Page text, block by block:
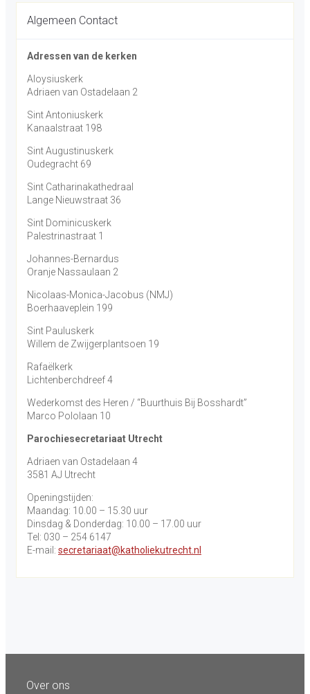
Algemeen Contact
Adressen van de kerken
Aloysiuskerk
Adriaen van Ostadelaan 2
Sint Antoniuskerk
Kanaalstraat 198
Sint Augustinuskerk
Oudegracht 69
Sint Catharinakathedraal
Lange Nieuwstraat 36
Sint Dominicuskerk
Palestrinastraat 1
Johannes-Bernardus
Oranje Nassaulaan 2
Nicolaas-Monica-Jacobus (NMJ)
Boerhaaveplein 199
Sint Pauluskerk
Willem de Zwijgerplantsoen 19
Rafaëlkerk
Lichtenberchdreef 4
Wederkomst des Heren / “Buurthuis Bij Bosshardt”
Marco Pololaan 10
Parochiesecretariaat Utrecht
Adriaen van Ostadelaan 4
3581 AJ Utrecht
Openingstijden:
Maandag: 10.00 – 15.30 uur
Dinsdag & Donderdag: 10.00 – 17.00 uur
Tel: 030 – 254 6147
E-mail: secretariaat@katholiekutrecht.nl
Over ons